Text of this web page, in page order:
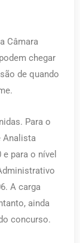
Câmara
chegar
de quando
Para o
Analista
para o nível
A carga
ainda
concurso.